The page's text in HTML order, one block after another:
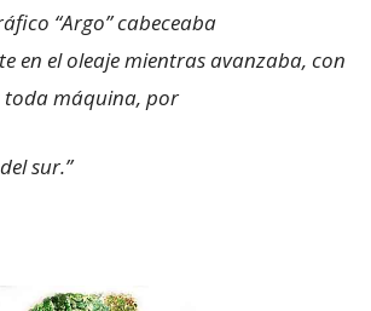
“Argo” cabeceaba
en el oleaje mientras avanzaba, con
máquina, por
sur.”